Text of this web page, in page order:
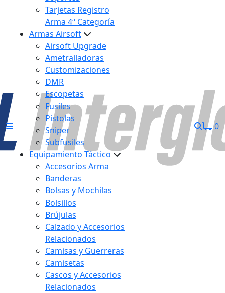
Tarjetas Registro
Arma 4ª Categoría
Armas Airsoft
Airsoft Upgrade
Ametralladoras
Customizaciones
DMR
Escopetas
Fusiles
Pistolas
Sniper
Subfusiles
Equipamiento Táctico
Accesorios Arma
Banderas
Bolsas y Mochilas
Bolsillos
Brújulas
Calzado y Accesorios
Relacionados
Camisas y Guerreras
Camisetas
Cascos y Accesorios
Relacionados
0